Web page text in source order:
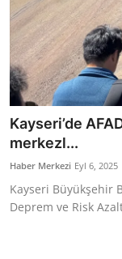
Toplum ve Yaşam
Sivil Toplum
Kamu Kurumları
Resmi Reklamlar
Kayseri’de
merkezl...
Haber Merkezi Eyl 6, 2025
Kayseri Büyükşehir
Deprem ve Risk